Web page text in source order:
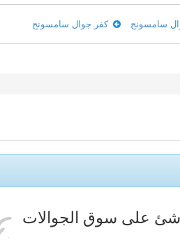
سامسونج كفر جوال سامسونج
شئ على سوق الجوالات